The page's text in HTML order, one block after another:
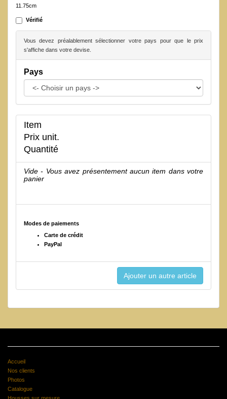
11.75cm
Vérifié
Vous devez préalablement sélectionner votre pays pour que le prix
s'affiche dans votre devise.
Pays
Item
Prix unit.
Quantité
Vide - Vous avez présentement aucun item dans votre
panier
Modes de paiements
Carte de crédit
PayPal
Accueil
Nos clients
Photos
Catalogue
Housses sur mesure